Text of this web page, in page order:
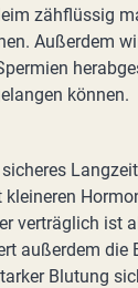
zähflüssig
Außerdem
können.
verträglich ist
außerdem die
Blutung